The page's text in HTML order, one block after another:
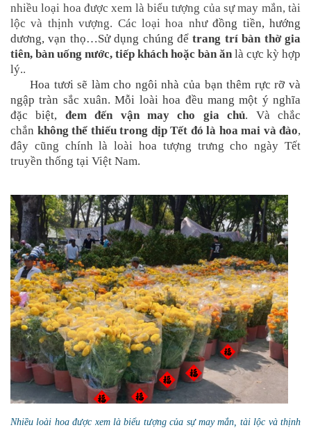
nhiều loại hoa được xem là biểu tượng của sự may mắn, tài
lộc và thịnh vượng. Các loại hoa nhưđồng tiền, hướng
dương, vạn thọ…Sử dụng chúng đểtrang trí bàn thờ gia
tiên, bàn uống nước, tiếp khách hoặc bàn ăn là cực kỳ hợp
lý..
Hoa tươi sẽ làm cho ngôi nhà của bạn thêm rực rỡ và
ngập tràn sắc xuân. Mỗi loài hoa đều mang một ý nghĩa
đặc biệt, đem đến vận may cho gia chủ. Và chắc
chắn không thể thiếu trong dịp Tết đó là hoa mai và đào,
đây cũng chính là loài hoa tượng trưng cho ngày Tết
truyền thống tại Việt Nam.
Nhiều loài hoa được xem là biểu tượng của sự may mắn, tài lộc và thịnh